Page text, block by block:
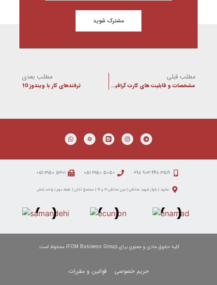
مشترک شوید
مطلب قبلی
مشخصات و قابلیت های کارت گرافیک Randeon RX 5600 XT
مطلب بعدی
ترفندهای کار با ویندوز 10
۳۵۱۹ ۴۴۸ ۹۰۳ ۹۸+ ۵۰۵۰ ۳۱۵۰ ۰۵۱ ۵۳۰۱ ۳۱۵۰ ۰۵۱
مشهد | بلوار شهید صادقی | بین صادقی ۱۷ و ۱۹ | مجتمع تابان | طبقه دوم | واحد شش
کلیه حقوق مادی و معنوی برای iFOM Business Group محفوظ است.
حریم خصوصی قوانین و مقررات